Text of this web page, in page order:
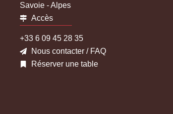
Savoie - Alpes
Accès
+33 6 09 45 28 35
Nous contacter / FAQ
Réserver une table